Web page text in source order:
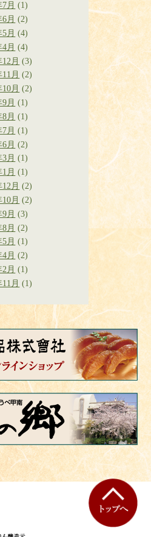
月 (1)
月 (2)
月 (4)
4月 (4)
12月 (3)
月 (2)
月 (2)
月 (1)
月 (1)
7月 (1)
6月 (2)
月 (1)
月 (1)
月 (2)
月 (2)
9月 (3)
8月 (2)
月 (1)
月 (2)
月 (1)
月 (1)